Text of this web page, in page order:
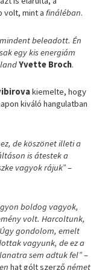
volt, mint afináléban.
beleadott. Én
egy kis energiám
Yvette Broch.
kiemelte, hogy
kiváló hangulatban
de köszönet illeti a
is átestek a
vagyok rájuk”–
boldog vagyok,
volt. Harcoltunk,
gondolom, emelt
vagyunk, de ez a
sem adtuk fel”–
hat gólt szerzőnémet